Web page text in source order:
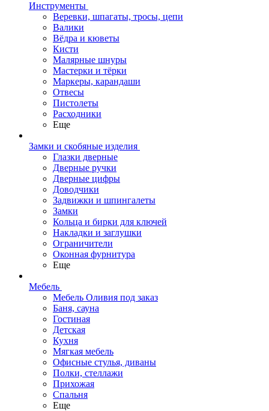
Инструменты
Веревки, шпагаты, тросы, цепи
Валики
Вёдра и кюветы
Кисти
Малярные шнуры
Мастерки и тёрки
Маркеры, карандаши
Отвесы
Пистолеты
Расходники
Еще
Замки и скобяные изделия
Глазки дверные
Дверные ручки
Дверные цифры
Доводчики
Задвижки и шпингалеты
Замки
Кольца и бирки для ключей
Накладки и заглушки
Ограничители
Оконная фурнитура
Еще
Мебель
Мебель Оливия под заказ
Баня, сауна
Гостиная
Детская
Кухня
Мягкая мебель
Офисные стулья, диваны
Полки, стеллажи
Прихожая
Спальня
Еще